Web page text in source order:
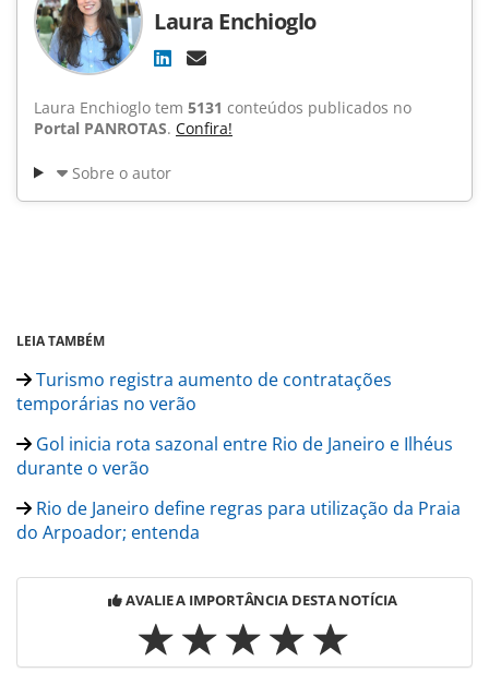
Laura Enchioglo
Laura Enchioglo tem 5131 conteúdos publicados no
Portal PANROTAS. Confira!
Sobre o autor
LEIA TAMBÉM
Turismo registra aumento de contratações
temporárias no verão
Gol inicia rota sazonal entre Rio de Janeiro e Ilhéus
durante o verão
Rio de Janeiro define regras para utilização da Praia
do Arpoador; entenda
AVALIE A IMPORTÂNCIA DESTA NOTÍCIA